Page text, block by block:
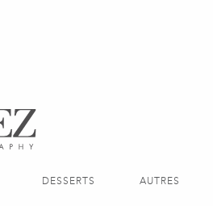
DESSERTS AUTRES